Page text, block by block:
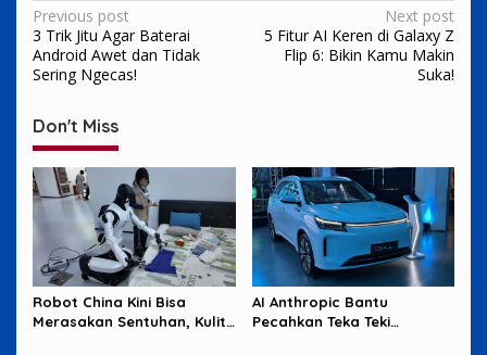
Post
navigation
Previous post
3 Trik Jitu Agar Baterai
Android Awet dan Tidak
Sering Ngecas!
Next post
5 Fitur AI Keren di Galaxy Z
Flip 6: Bikin Kamu Makin
Suka!
Don't Miss
Robot China Kini Bisa
Merasakan Sentuhan, Kulit
AI Anthropic Bantu
Pecahkan Teka Teki